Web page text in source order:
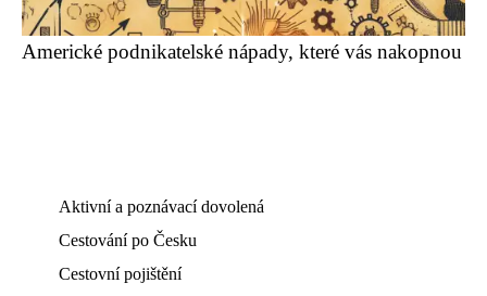
Americké podnikatelské nápady, které vás nakopnou
Aktivní a poznávací dovolená
Cestování po Česku
Cestovní pojištění